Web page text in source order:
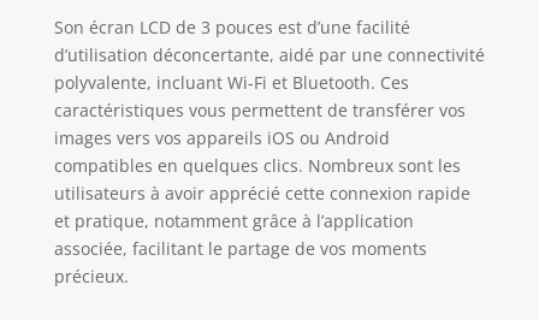
Son écran LCD de 3 pouces est d’une facilité
d’utilisation déconcertante, aidé par une connectivité
polyvalente, incluant Wi-Fi et Bluetooth. Ces
caractéristiques vous permettent de transférer vos
images vers vos appareils iOS ou Android
compatibles en quelques clics. Nombreux sont les
utilisateurs à avoir apprécié cette connexion rapide
et pratique, notamment grâce à l’application
associée, facilitant le partage de vos moments
précieux.